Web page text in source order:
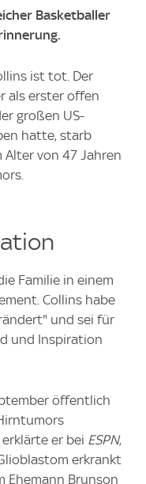
Basketballer
ist tot. Der
als erster offen
großen US-
hatte, starb
Alter von 47 Jahren
Familie in einem
Collins habe
und sei für
und Inspiration
öffentlich
er bei ESPN,
erkrankt
Ehemann Brunson